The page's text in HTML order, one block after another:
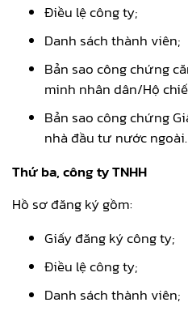
Điều lệ công ty;
Danh sách thành viên;
Bản sao công chứng
minh nhân dân/Hộ
Bản sao công chứng
nhà đầu tư nước ngoài.
Thứ ba, công ty TNHH
Hồ sơ đăng ký gồm:
Giấy đăng ký công ty;
Điều lệ công ty;
Danh sách thành viên;